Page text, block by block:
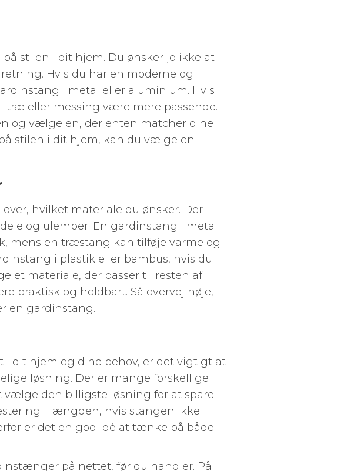
stilen i dit hjem. Du ønsker jo ikke at
Hvis du har en moderne og
i metal eller aluminium. Hvis
træ eller messing være mere passende.
og vælge en, der enten matcher dine
stilen i dit hjem, kan du vælge en
hvilket materiale du ønsker. Der
og ulemper. En gardinstang i metal
mens en træstang kan tilføje varme og
i plastik eller bambus, hvis du
et materiale, der passer til resten af
praktisk og holdbart. Så overvej nøje,
en gardinstang.
dit hjem og dine behov, er det vigtigt at
løsning. Der er mange forskellige
den billigste løsning for at spare
i længden, hvis stangen ikke
er det en god idé at tænke på både
på nettet, før du handler. På